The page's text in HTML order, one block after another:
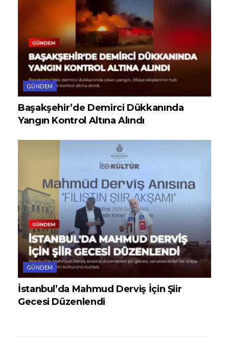
GÜNDEM
Başakşehir’de Demirci Dükkanında
Yangın Kontrol Altına Alındı
GÜNDEM
İstanbul’da Mahmud Derviş İçin Şiir
Gecesi Düzenlendi